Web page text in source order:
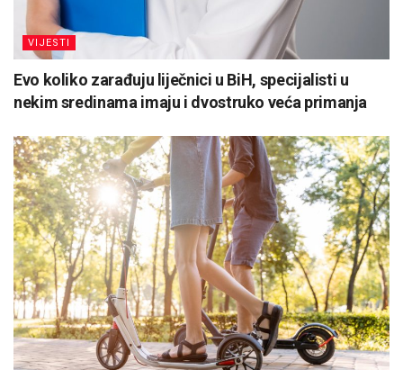
VIJESTI
Evo koliko zarađuju liječnici u BiH, specijalisti u
nekim sredinama imaju i dvostruko veća primanja